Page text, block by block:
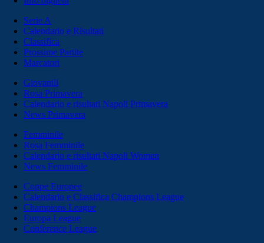
Serie A
Calendario e Risultati
Classifica
Prossime Partite
Marcatori
Giovanili
Rosa Primavera
Calendario e risultati Napoli Primavera
News Primavera
Femminile
Rosa Femminile
Calendario e risultati Napoli Women
News Femminile
Coppe Europee
Calendario e Classifica Champions League
Champions League
Europa League
Conference League